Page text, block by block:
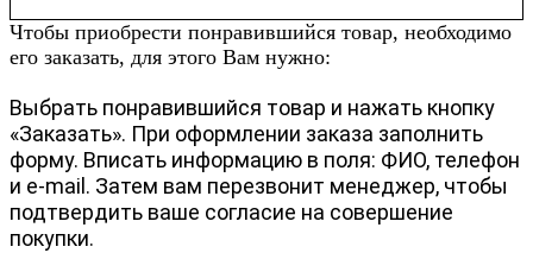
Чтобы приобрести понравившийся товар, необходимо
его заказать, для этого Вам нужно:
Выбрать понравившийся товар и нажать кнопку
«Заказать». При оформлении заказа заполнить
форму. Вписать информацию в поля: ФИО, телефон
и e-mail. Затем вам перезвонит менеджер, чтобы
подтвердить ваше согласие на совершение
покупки.